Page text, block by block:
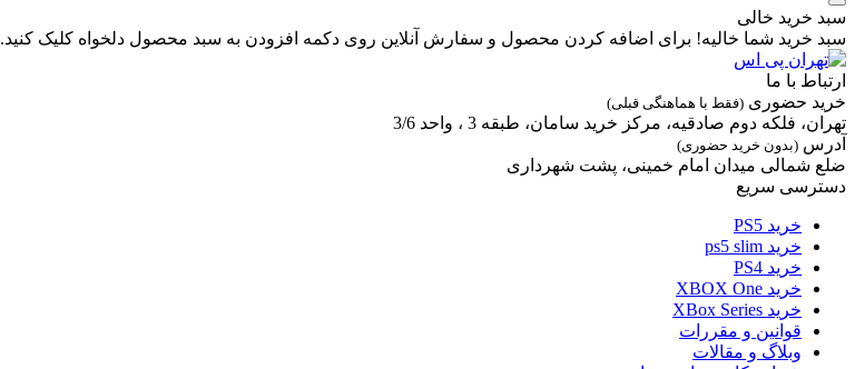
سبد خرید خالی
سبد خرید شما خالیه! برای اضافه کردن محصول و سفارش آنلاین روی دکمه افزودن به سبد محصول دلخواه کلیک کنید.
ارتباط با ما
خرید حضوری (فقط با هماهنگی قبلی)
تهران، فلکه دوم صادقیه، مرکز خرید سامان، طبقه 3 ، واحد 3/6
آدرس (بدون خرید حضوری)
ضلع شمالی میدان امام خمینی، پشت شهرداری
دسترسی سریع
خرید PS5
خرید ps5 slim
خرید PS4
خرید XBOX One
خرید XBox Series
قوانین و مقررات
وبلاگ و مقالات